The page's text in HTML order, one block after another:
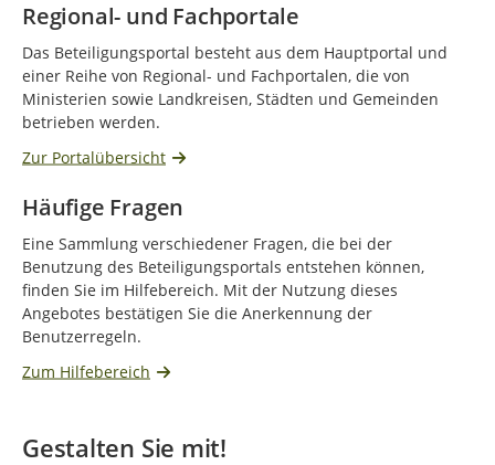
Regional- und Fachportale
Das Beteiligungsportal besteht aus dem Hauptportal und
einer Reihe von Regional- und Fachportalen, die von
Ministerien sowie Landkreisen, Städten und Gemeinden
betrieben werden.
Zur Portalübersicht
Häufige Fragen
Eine Sammlung verschiedener Fragen, die bei der
Benutzung des Beteiligungsportals entstehen können,
finden Sie im Hilfebereich. Mit der Nutzung dieses
Angebotes bestätigen Sie die Anerkennung der
Benutzerregeln.
Zum Hilfebereich
Gestalten Sie mit!